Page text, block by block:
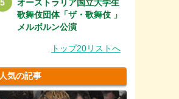
オーストラリア国立大学生
歌舞伎団体「ザ・歌舞伎 」
メルボルン公演
トップ20リストへ
人気の記事